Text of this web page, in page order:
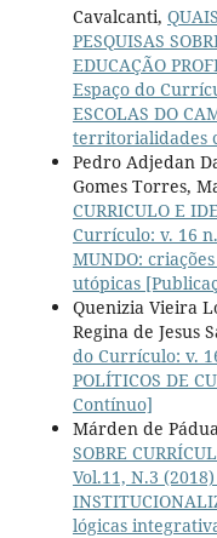
Cavalcanti,
PESQUISAS
EDUCAÇÃO
Espaço do
ESCOLAS DO
territorialidades
Pedro Adjedan
Gomes Torres,
CURRICULO E
Currículo: v. 16
MUNDO:
utópicas
Quenizia Vieira
Regina de Jesus
do Currículo: v. 16
POLÍTICOS DE
Contínuo]
Márden de
SOBRE
Vol.11, N.3 (2018)
lógicas